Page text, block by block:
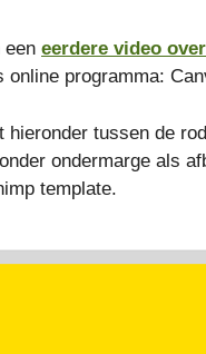
een eerdere video
online programma:
tussen de
ondermarge als
template.